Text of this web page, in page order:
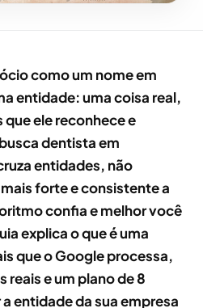
como um nome em
entidade: uma coisa real,
ele reconhece e
dentista em
entidades, não
forte e consistente a
confia e melhor você
explica o que é uma
que o Google processa,
reais e um plano de 8
entidade da sua empresa